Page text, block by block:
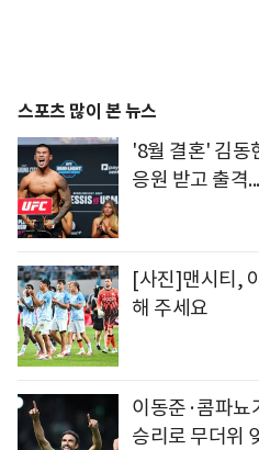
스포츠 많이 본 뉴스
'8월 결혼' 김동
응원 받고 출격
[사진]맨시티,
해 주세요
이동준·콤파뇨
승리로 무더위